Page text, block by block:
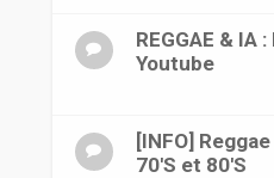
REGGAE & IA
Youtube
[INFO]
70'S et 80'S